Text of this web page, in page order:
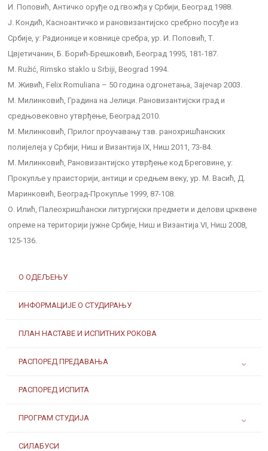
О ОДЕЉЕЊУ
ИНФОРМАЦИЈЕ О СТУДИРАЊУ
ПЛАН НАСТАВЕ И ИСПИТНИХ РОКОВА
РАСПОРЕД ПРЕДАВАЊА
РАСПОРЕД ИСПИТА
ПРОГРАМ СТУДИЈА
СИЛАБУСИ
И. Поповић, Античко оруђе од гвожђа у Србији, Београд 1988.
Ј. Кондић, Касноантичко и рановизантијско сребрно посуђе из
Србије, у: Радионице и ковнице сребра, ур. И. Поповић, Т.
Цвјетичанин, Б. Борић-Брешковић, Београд 1995, 181-187.
М. Ružić, Rimsko staklo u Srbiji, Beograd 1994.
М. Живић, Felix Romuliana – 50 година одгонетања, Зајечар 2003.
М. Милинковић, Градина на Јелици. Рановизантијски град и
средњовековно утврђење, Београд 2010.
М. Милинковић, Прилог проучавању тзв. ранохришћанских
полијелеја у Србији, Ниш и Византија IX, Ниш 2011, 73-84.
М. Милинковић, Рановизантијско утврђење код Бреговине, у:
Прокупље у праисторији, антици и средњем веку, ур. М. Васић, Д.
Маринковић, Београд-Прокупље 1999, 87-108.
О. Илић, Палеохришћански литургијски предмети и делови црквене
опреме на територији јужне Србије, Ниш и Византија VI, Ниш 2008,
125-136.